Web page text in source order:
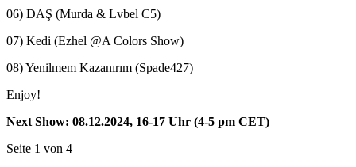
06) DAŞ (Murda & Lvbel C5)
07) Kedi (Ezhel @A Colors Show)
08) Yenilmem Kazanırım (Spade427)
Enjoy!
Next Show: 08.12.2024, 16-17 Uhr (4-5 pm CET)
Seite 1 von 4